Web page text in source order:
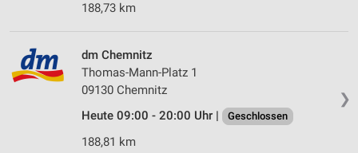
188,73 km
❯
dm Chemnitz
Thomas-Mann-Platz 1
09130 Chemnitz
Heute 09:00 - 20:00 Uhr |
Geschlossen
188,81 km